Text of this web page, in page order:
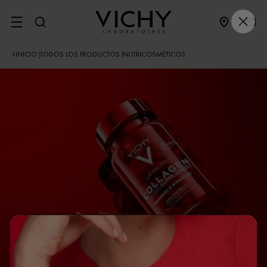
SITE MENU
INICIO TODOS LOS PRODUCTOS NUTRICOSMÉTICOS